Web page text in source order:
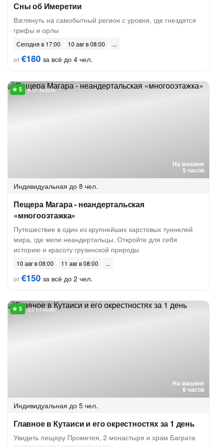
Сны об Имеретии
Взглянуть на самобытный регион с уровня, где гнездятся
грифы и орлы
Сегодня в 17:00
10 авг в 08:00
от€180 за всё до 4 чел.
На машине
5 часов
6 отзывов
Индивидуальная до 8 чел.
Пещера Магара - неандертальская
«многооэтажка»
Путешествие в один из крупнейших карстовых туннелей
мира, где жили неандертальцы. Откройте для себя
историю и красоту грузинской природы
10 авг в 08:00
11 авг в 08:00
от€150 за всё до 2 чел.
На машине
6 часов
22 отзыва
Индивидуальная до 5 чел.
Главное в Кутаиси и его окрестностях за 1 день
Увидеть пещеру Прометея, 2 монастыря и храм Баграта